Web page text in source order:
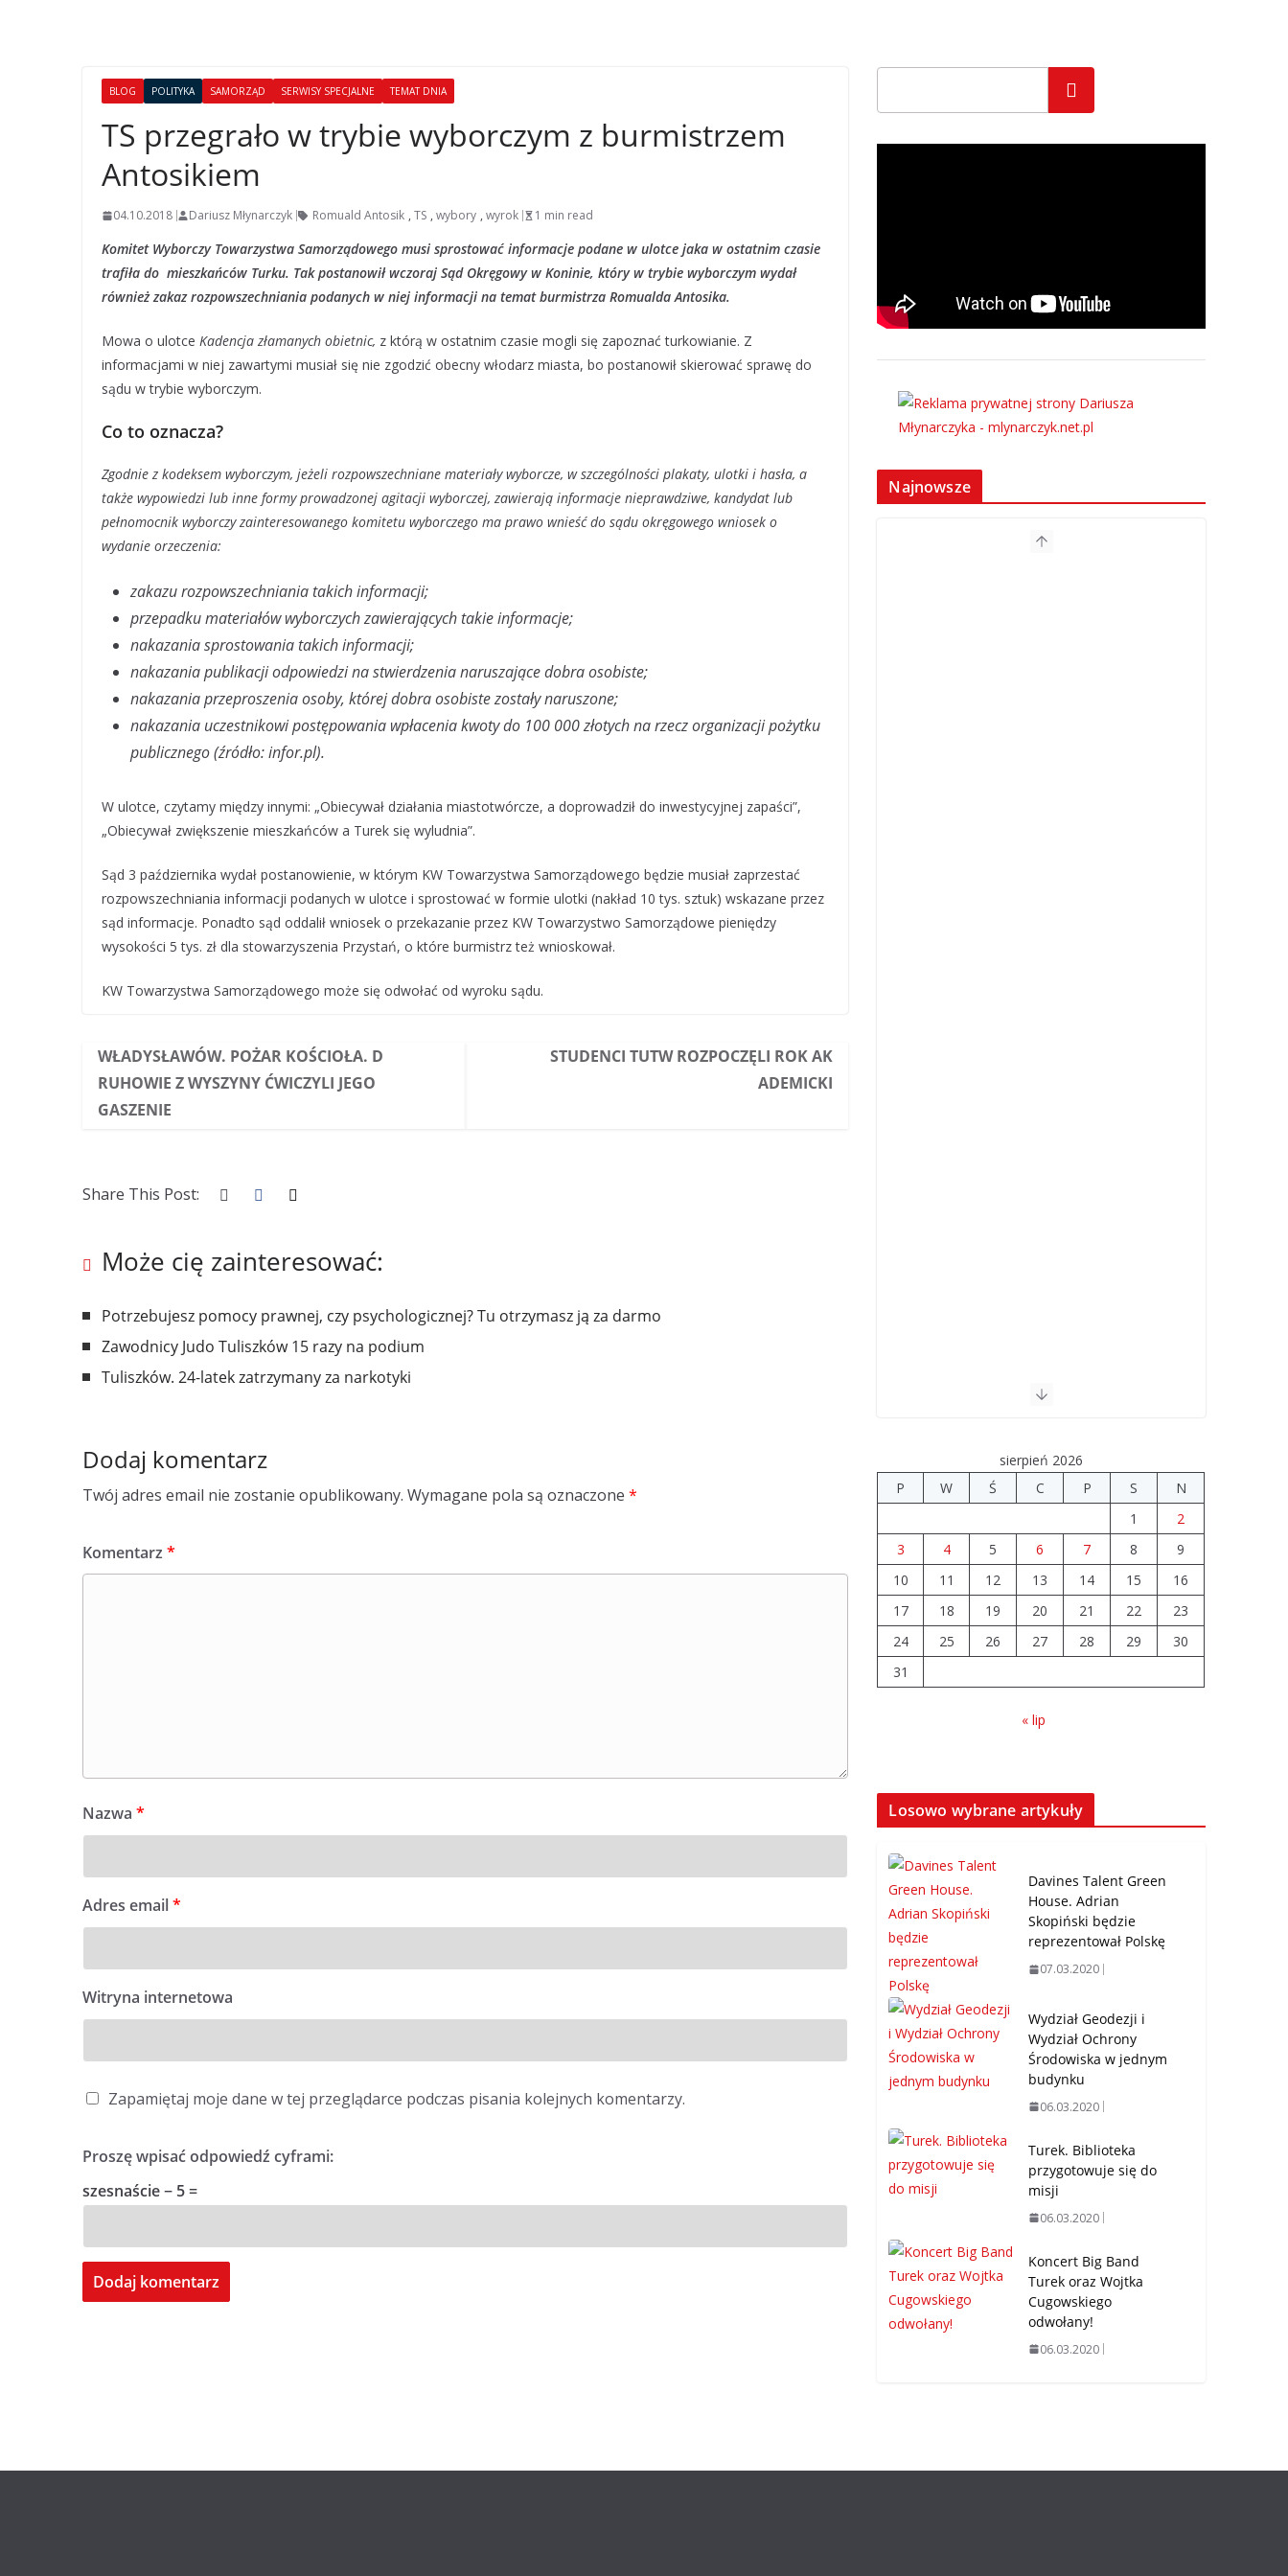
BLOG POLITYKA SAMORZĄD SERWISY SPECJALNE TEMAT DNIA
TS przegrało w trybie wyborczym z burmistrzem
Antosikiem
04.10.2018 Dariusz Młynarczyk Romuald Antosik , TS , wybory , wyrok 1 min read
Komitet Wyborczy Towarzystwa Samorządowego musi sprostować informacje podane w ulotce jaka w ostatnim czasie
trafiła do mieszkańców Turku. Tak postanowił wczoraj Sąd Okręgowy w Koninie, który w trybie wyborczym wydał
również zakaz rozpowszechniania podanych w niej informacji na temat burmistrza Romualda Antosika.
Mowa o ulotce Kadencja złamanych obietnic, z którą w ostatnim czasie mogli się zapoznać turkowianie. Z
informacjami w niej zawartymi musiał się nie zgodzić obecny włodarz miasta, bo postanowił skierować sprawę do
sądu w trybie wyborczym.
Co to oznacza?
Zgodnie z kodeksem wyborczym, jeżeli rozpowszechniane materiały wyborcze, w szczególności plakaty, ulotki i hasła, a
także wypowiedzi lub inne formy prowadzonej agitacji wyborczej, zawierają informacje nieprawdziwe, kandydat lub
pełnomocnik wyborczy zainteresowanego komitetu wyborczego ma prawo wnieść do sądu okręgowego wniosek o
wydanie orzeczenia:
zakazu rozpowszechniania takich informacji;
przepadku materiałów wyborczych zawierających takie informacje;
nakazania sprostowania takich informacji;
nakazania publikacji odpowiedzi na stwierdzenia naruszające dobra osobiste;
nakazania przeproszenia osoby, której dobra osobiste zostały naruszone;
nakazania uczestnikowi postępowania wpłacenia kwoty do 100 000 złotych na rzecz organizacji pożytku
publicznego (źródło: infor.pl).
W ulotce, czytamy między innymi: „Obiecywał działania miastotwórcze, a doprowadził do inwestycyjnej zapaści”,
„Obiecywał zwiększenie mieszkańców a Turek się wyludnia”.
Sąd 3 października wydał postanowienie, w którym KW Towarzystwa Samorządowego będzie musiał zaprzestać
rozpowszechniania informacji podanych w ulotce i sprostować w formie ulotki (nakład 10 tys. sztuk) wskazane przez
sąd informacje. Ponadto sąd oddalił wniosek o przekazanie przez KW Towarzystwo Samorządowe pieniędzy
wysokości 5 tys. zł dla stowarzyszenia Przystań, o które burmistrz też wnioskował.
KW Towarzystwa Samorządowego może się odwołać od wyroku sądu.
WŁADYSŁAWÓW. POŻAR KOŚCIOŁA. D
RUHOWIE Z WYSZYNY ĆWICZYLI JEGO
GASZENIE
STUDENCI TUTW ROZPOCZĘLI ROK AK
ADEMICKI
Share This Post:
Może cię zainteresować:
Potrzebujesz pomocy prawnej, czy psychologicznej? Tu otrzymasz ją za darmo
Zawodnicy Judo Tuliszków 15 razy na podium
Tuliszków. 24-latek zatrzymany za narkotyki
Dodaj komentarz
Twój adres email nie zostanie opublikowany. Wymagane pola są oznaczone *
Komentarz *
Nazwa *
Adres email*
Witryna internetowa
Zapamiętaj moje dane w tej przeglądarce podczas pisania kolejnych komentarzy.
Proszę wpisać odpowiedź cyframi:
szesnaście − 5 =
Szukaj
Najnowsze
sierpień 2026
P
W Ś C P S
N
1
2
3
4 5 6 7 8
9
10
11 12 13 14 15
16
17
18 19 20 21 22
23
24
25 26 27 28 29
30
31
« lip
Losowo wybrane artykuły
Davines Talent Green
House. Adrian
Skopiński będzie
reprezentował Polskę
07.03.2020
Wydział Geodezji i
Wydział Ochrony
Środowiska w jednym
budynku
06.03.2020
Turek. Biblioteka
przygotowuje się do
misji
06.03.2020
Koncert Big Band
Turek oraz Wojtka
Cugowskiego
odwołany!
06.03.2020